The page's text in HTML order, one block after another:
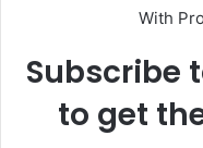
With
Subscribe
to get